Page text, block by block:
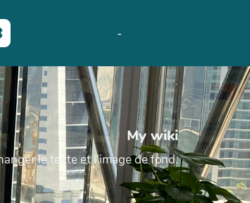
-
My wiki
le texte et l'image de fond.